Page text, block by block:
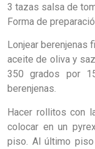
3 tazas salsa de
Forma de
Lonjear berenjenas
aceite de oliva y
350 grados por
berenjenas.
Hacer rollitos con
colocar en un
piso. Al último